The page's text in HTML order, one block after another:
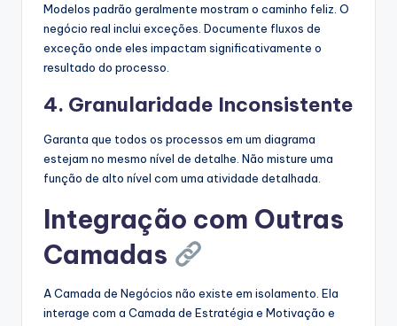
Modelos padrão geralmente mostram o caminho feliz. O
negócio real inclui exceções. Documente fluxos de
exceção onde eles impactam significativamente o
resultado do processo.
4. Granularidade Inconsistente
Garanta que todos os processos em um diagrama
estejam no mesmo nível de detalhe. Não misture uma
função de alto nível com uma atividade detalhada.
Integração com Outras
Camadas
A Camada de Negócios não existe em isolamento. Ela
interage com a Camada de Estratégia e Motivação e